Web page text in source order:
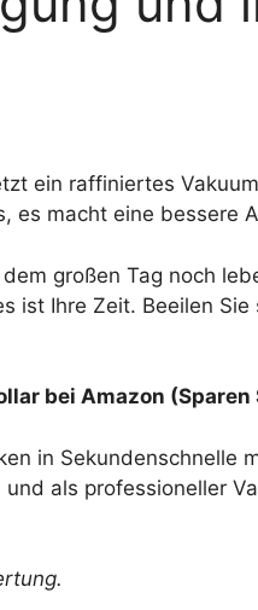
ein raffiniertes
macht eine bessere
großen Tag noch
ist Ihre Zeit. Beeilen
bei Amazon (Sparen
in Sekundenschnelle
als professioneller
.